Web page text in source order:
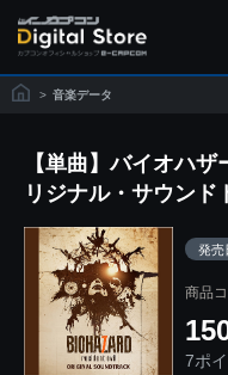
> 音楽データ
【単曲】バイオハ
リジナル・サウン
発売
商品
7ポ